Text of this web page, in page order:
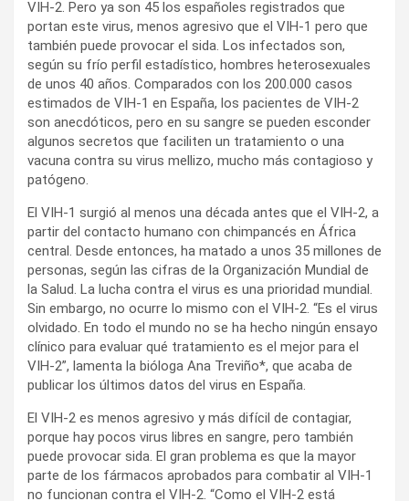
VIH-2. Pero ya son 45 los españoles registrados que
portan este virus, menos agresivo que el VIH-1 pero que
también puede provocar el sida. Los infectados son,
según su frío perfil estadístico, hombres heterosexuales
de unos 40 años. Comparados con los 200.000 casos
estimados de VIH-1 en España, los pacientes de VIH-2
son anecdóticos, pero en su sangre se pueden esconder
algunos secretos que faciliten un tratamiento o una
vacuna contra su virus mellizo, mucho más contagioso y
patógeno.
El VIH-1 surgió al menos una década antes que el VIH-2, a
partir del contacto humano con chimpancés en África
central. Desde entonces, ha matado a unos 35 millones de
personas, según las cifras de la Organización Mundial de
la Salud. La lucha contra el virus es una prioridad mundial.
Sin embargo, no ocurre lo mismo con el VIH-2. “Es el virus
olvidado. En todo el mundo no se ha hecho ningún ensayo
clínico para evaluar qué tratamiento es el mejor para el
VIH-2”, lamenta la bióloga Ana Treviño*, que acaba de
publicar los últimos datos del virus en España.
El VIH-2 es menos agresivo y más difícil de contagiar,
porque hay pocos virus libres en sangre, pero también
puede provocar sida. El gran problema es que la mayor
parte de los fármacos aprobados para combatir al VIH-1
no funcionan contra el VIH-2. “Como el VIH-2 está